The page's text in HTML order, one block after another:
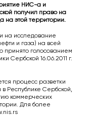
НИС-а и
получил право на
на этой территории.
на исследование
и газа) на всей
принято голосованием
Сербской 16.06.2011 г.
процесс разветки
Республике Сербской,
коммерческих
Для более